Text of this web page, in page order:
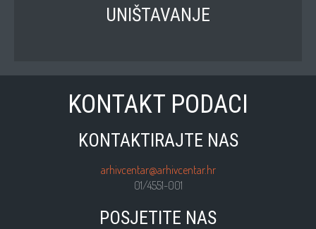
UNIŠTAVANJE
KONTAKT PODACI
KONTAKTIRAJTE NAS
arhivcentar@arhivcentar.hr
01/4551-001
POSJETITE NAS